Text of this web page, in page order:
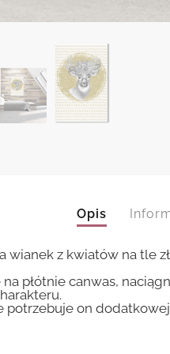
Opis
z kwiatów na tle
płótnie canwas,
potrzebuje on